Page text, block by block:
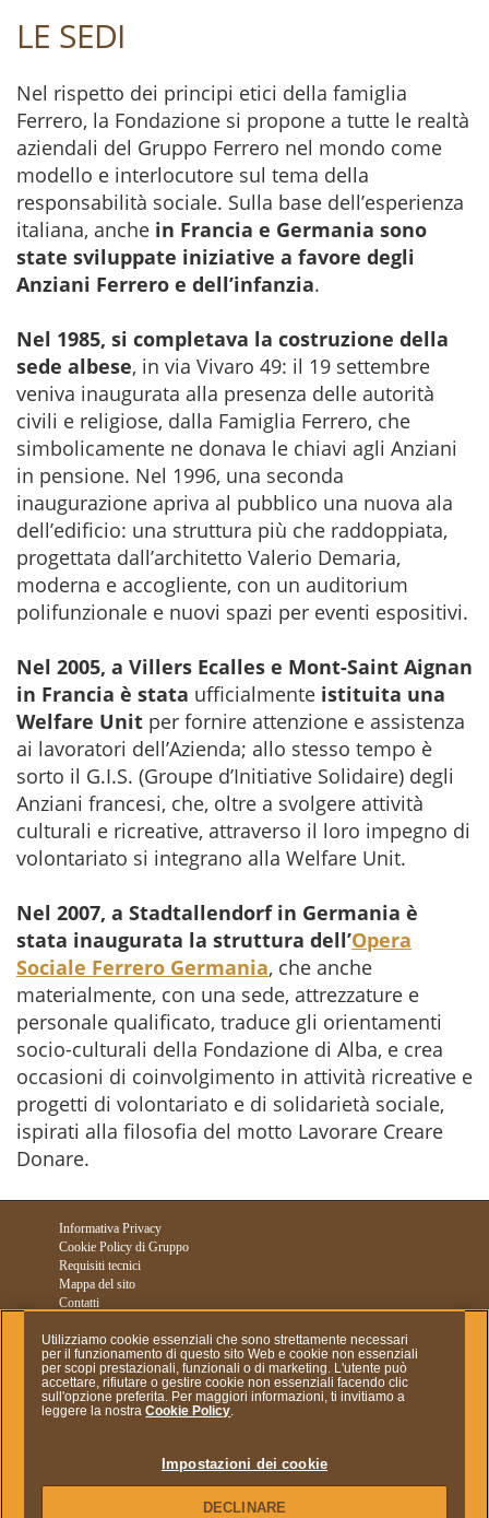
LE SEDI
Nel rispetto dei principi etici della famiglia
Ferrero, la Fondazione si propone a tutte le realtà
aziendali del Gruppo Ferrero nel mondo come
modello e interlocutore sul tema della
responsabilità sociale. Sulla base dell’esperienza
italiana, anche in Francia e Germania sono
state sviluppate iniziative a favore degli
Anziani Ferrero e dell’infanzia.
Nel 1985, si completava la costruzione della
sede albese, in via Vivaro 49: il 19 settembre
veniva inaugurata alla presenza delle autorità
civili e religiose, dalla Famiglia Ferrero, che
simbolicamente ne donava le chiavi agli Anziani
in pensione. Nel 1996, una seconda
inaugurazione apriva al pubblico una nuova ala
dell’edificio: una struttura più che raddoppiata,
progettata dall’architetto Valerio Demaria,
moderna e accogliente, con un auditorium
polifunzionale e nuovi spazi per eventi espositivi.
Nel 2005, a Villers Ecalles e Mont-Saint Aignan
in Francia è stata ufficialmente istituita una
Welfare Unit per fornire attenzione e assistenza
ai lavoratori dell’Azienda; allo stesso tempo è
sorto il G.I.S. (Groupe d’Initiative Solidaire) degli
Anziani francesi, che, oltre a svolgere attività
culturali e ricreative, attraverso il loro impegno di
volontariato si integrano alla Welfare Unit.
Nel 2007, a Stadtallendorf in Germania è
stata inaugurata la struttura dell’Opera
Sociale Ferrero Germania, che anche
materialmente, con una sede, attrezzature e
personale qualificato, traduce gli orientamenti
socio-culturali della Fondazione di Alba, e crea
occasioni di coinvolgimento in attività ricreative e
progetti di volontariato e di solidarietà sociale,
ispirati alla filosofia del motto Lavorare Creare
Donare.
Informativa Privacy
Cookie Policy di Gruppo
Requisiti tecnici
Mappa del sito
Contatti
Gestione Profilo
www.ferrero.com
copyright © Ferrero 2020
Per le fotografie inserite all'interno del sito www.fondazioneferrero.it si
ringraziano: Archivio Fondazione Ferrero, Alba - Alberto Piovano - Giorgio
Risi - Olivia Arthur / Magnum Photos
Utilizziamo cookie essenziali che sono strettamente necessari
per il funzionamento di questo sito Web e cookie non essenziali
per scopi prestazionali, funzionali o di marketing. L'utente può
accettare, rifiutare o gestire cookie non essenziali facendo clic
sull'opzione preferita. Per maggiori informazioni, ti invitiamo a
leggere la nostraCookie Policy.
Impostazioni dei cookie
DECLINARE